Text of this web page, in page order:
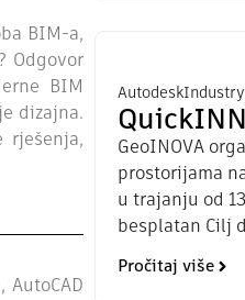
BIM-a,
Odgovor
BIM
dizajna.
rješenja,
Autodesk
GeoINOVA
prostorijama
u trajanju od
besplatan Cilj
Pročitaj više